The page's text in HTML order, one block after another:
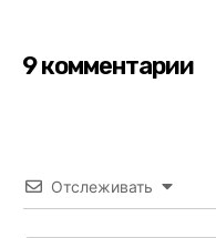
9 комментарии
Отслеживать